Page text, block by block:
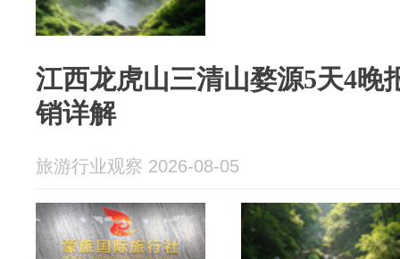
江西龙虎山三清山婺源5天4晚
销详解
旅游行业观察 2026-08-05